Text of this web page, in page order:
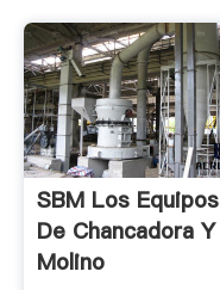
SBM Los Equipos
De Chancadora Y
Molino